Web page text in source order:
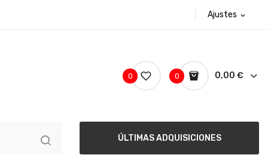
Ajustes expand_more
0 0,00 €
0
ÚLTIMAS ADQUISICIONES